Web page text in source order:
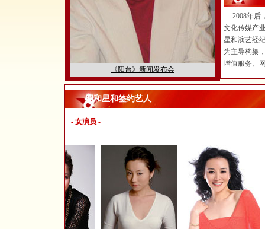
《阳台》新闻发布会
2008年后
文化传媒产
星和演艺经
为主导构架
增值服务、
明和星和签约艺人
- 女演员 -